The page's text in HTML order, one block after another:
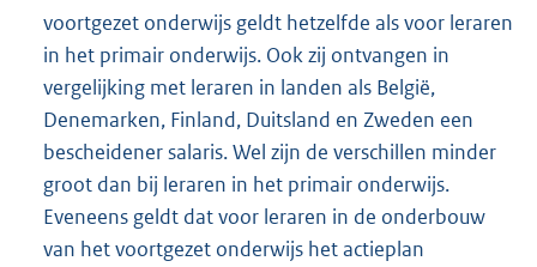
voortgezet onderwijs geldt hetzelfde als voor leraren
in het primair onderwijs. Ook zij ontvangen in
vergelijking met leraren in landen als België,
Denemarken, Finland, Duitsland en Zweden een
bescheidener salaris. Wel zijn de verschillen minder
groot dan bij leraren in het primair onderwijs.
Eveneens geldt dat voor leraren in de onderbouw
van het voortgezet onderwijs het actieplan